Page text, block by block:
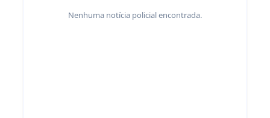
Nenhuma notícia policial encontrada.